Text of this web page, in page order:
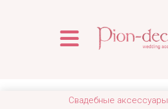
Свадебные аксессуары